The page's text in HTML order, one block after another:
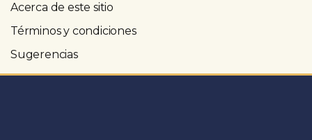
Acerca de este sitio
Términos y condiciones
Sugerencias